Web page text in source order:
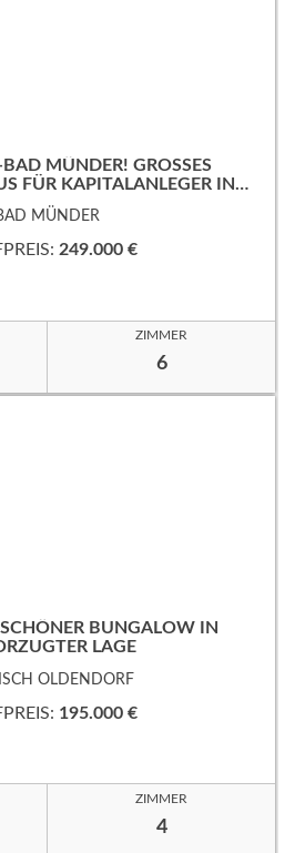
BAD MÜNDER! GROSSES
FÜR KAPITALANLEGER IN B
WOHNLAGE!
MÜNDER
249.000 €
ZIMMER
6
SCHÖNER BUNGALOW IN
LAGE
OLDENDORF
195.000 €
ZIMMER
4